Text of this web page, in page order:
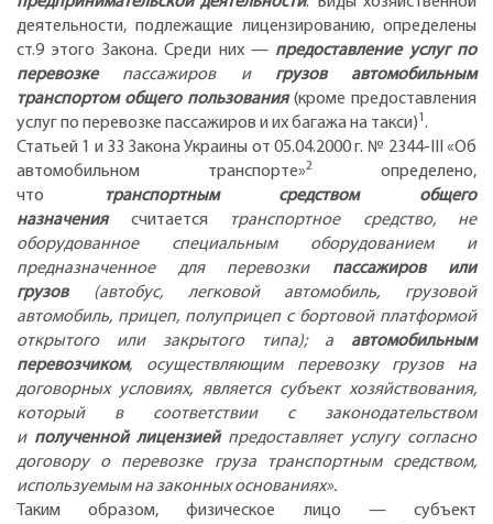
деятельности, подлежащие лицензированию, определены
ст.9 этого Закона. Среди них — предоставление услуг по
перевозке пассажиров и грузов автомобильным
транспортом общего пользования(кроме предоставления
услуг по перевозке пассажиров и их багажа на такси)1 .
Статьей 1 и 33 Закона Украины от 05.04.2000 г. № 2344-ІІІ «Об
автомобильном транспорте»2
определено,
что
транспортным средством общего
назначения считается
транспортное средство, не
оборудованное специальным оборудованием и
предназначенное для перевозки пассажиров или
грузов (автобус, легковой автомобиль, грузовой
автомобиль, прицеп, полуприцеп с бортовой платформой
открытого или закрытого типа); а автомобильным
перевозчиком, осуществляющим перевозку грузов на
договорных условиях, является субъект хозяйствования,
который в соответствии с законодательством
и полученной лицензиейпредоставляет услугу согласно
договору о перевозке груза транспортным средством,
используемым на законных основаниях».
Таким образом, физическое лицо — субъект